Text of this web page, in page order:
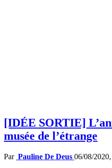
[IDÉE SORTIE]
musée de l’étrange
Par Pauline De Deus 06/08/